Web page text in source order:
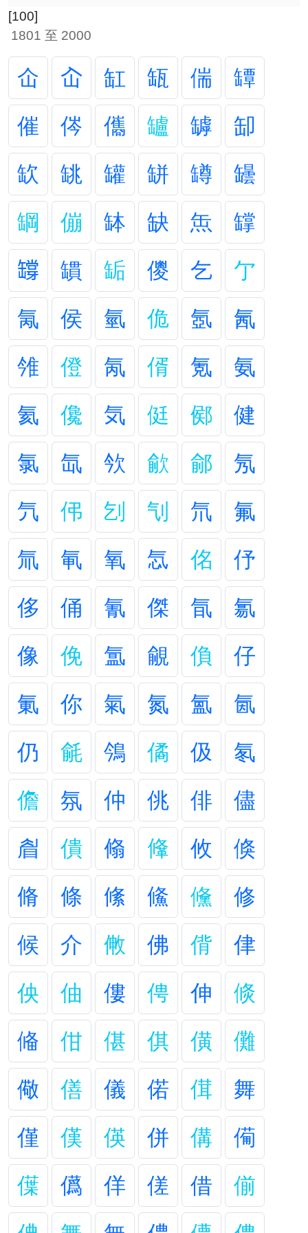
[100]
1801 至 2000
仚 屳 缸 缻 偳
罈
催
侺 儶 罏 罅
缷
缼
罀 罐 缾 罇
罎
罁
傰 缽 缺 缹
罉
𦉘
罆 缿 儍 乞
亇
氞
侯 氫 佹 氬
氥
雂
僜 氝 偦 氪
氨
氦
儳 気 侹 鄇
健
氯
氙 欦 歈 鄃
氖
氕
伄 刉 刏 氘
氟
氚
氠 氧 忥 佲
伃
侈
俑 氰 傑 氜
氱
像
俛 氲 覦 偩
仔
氭
你 氣 氮 氳
氤
仍
毹 鳹 僪 伋
氡
儋
氛 仲 佻 俳
儘
睂
僓 翛 鞗 攸
倏
脩
條 絛 鯈 儵
修
候
介 敒 佛 偝
侓
佒
伷 僂 俜 伸
倐
偹
佄 偡 倛 僙
儺
儆
僐 儀 偌 傇
舞
僅
傼 偀 併 傋
僃
僷
儰 佯 傞 借
偂